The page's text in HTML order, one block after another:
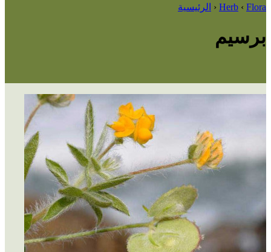
Herb ‹ Flora
‹ الرئيسية
برسيم